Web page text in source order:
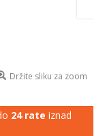
Držite sliku za zoom
24 rate iznad